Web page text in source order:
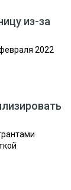
из-за
2022